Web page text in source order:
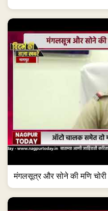
मंगलसूत्र और सोने की मणि